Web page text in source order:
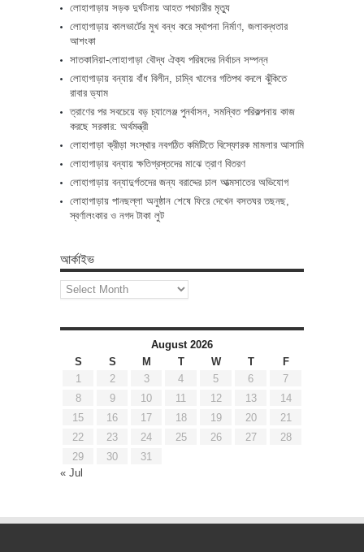
লোহাগাড়ায় সড়ক দুর্ঘটনায় আহত পথচারীর মৃত্যু
লোহাগাড়ায় কালভার্টের মুখ বন্ধ করে স্থাপনা নির্মাণ, জলাবদ্ধতার
আশংকা
সাতকানিয়া-লোহাগাড়া বৌদ্ধ ঐক্য পরিষদের নির্বাচন সম্পন্ন
লোহাগাড়ায় বন্যায় বাঁধ বিলীন, চাম্বি খালের গতিপথ বদলে ঝুঁকিতে
রাবার ড্যাম
ত্রাণের পর সবচেয়ে বড় চ্যালেঞ্জ পুনর্বাসন, সমন্বিত পরিকল্পনায় কাজ
করছে সরকার: অর্থমন্ত্রী
লোহাগাড়া ক্রীড়া সংস্থার নবগঠিত কমিটিতে বিস্ফোরক মামলার আসামি
লোহাগাড়ায় বন্যায় ক্ষতিগ্রস্তদের মাঝে ত্রাণ বিতরণ
লোহাগাড়ায় বন্যাদুর্গতদের জন্য বরাদ্দের চাল আত্মসাতের অভিযোগ
লোহাগাড়ায় পানছল্লা অনুষ্ঠান শেষে ফিরে দেখেন বসতঘর তছনছ,
স্বর্ণালংকার ও নগদ টাকা লুট
আর্কাইভ
আর্কাইভ
August 2026
S
S M T W T
F
1
2 3 4 5 6
7
8
9 10 11 12 13
14
15
16 17 18 19 20
21
22
23 24 25 26 27
28
29
30
31
« Jul